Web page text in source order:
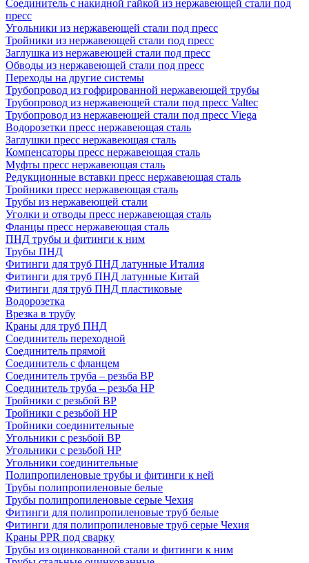
Соединитель с накидной гайкой из нержавеющей стали под
пресс
Угольники из нержавеющей стали под пресс
Тройники из нержавеющей стали под пресс
Заглушка из нержавеющей стали под пресс
Обводы из нержавеющей стали под пресс
Переходы на другие системы
Трубопровод из гофрированной нержавеющей трубы
Трубопровод из нержавеющей стали под пресс Valtec
Трубопровод из нержавеющей стали под пресс Viega
Водорозетки пресс нержавеющая сталь
Заглушки пресс нержавеющая сталь
Компенсаторы пресс нержавеющая сталь
Муфты пресс нержавеющая сталь
Редукционные вставки пресс нержавеющая сталь
Тройники пресс нержавеющая сталь
Трубы из нержавеющей стали
Уголки и отводы пресс нержавеющая сталь
Фланцы пресс нержавеющая сталь
ПНД трубы и фитинги к ним
Трубы ПНД
Фитинги для труб ПНД латунные Италия
Фитинги для труб ПНД латунные Китай
Фитинги для труб ПНД пластиковые
Водорозетка
Врезка в трубу
Краны для труб ПНД
Соединитель переходной
Соединитель прямой
Соединитель с фланцем
Соединитель труба – резьба ВР
Соединитель труба – резьба НР
Тройники с резьбой ВР
Тройники с резьбой НР
Тройники соединительные
Угольники с резьбой ВР
Угольники с резьбой НР
Угольники соединительные
Полипропиленовые трубы и фитинги к ней
Трубы полипропиленовые белые
Трубы полипропиленовые серые Чехия
Фитинги для полипропиленовые труб белые
Фитинги для полипропиленовые труб серые Чехия
Краны PPR под сварку
Трубы из оцинкованной стали и фитинги к ним